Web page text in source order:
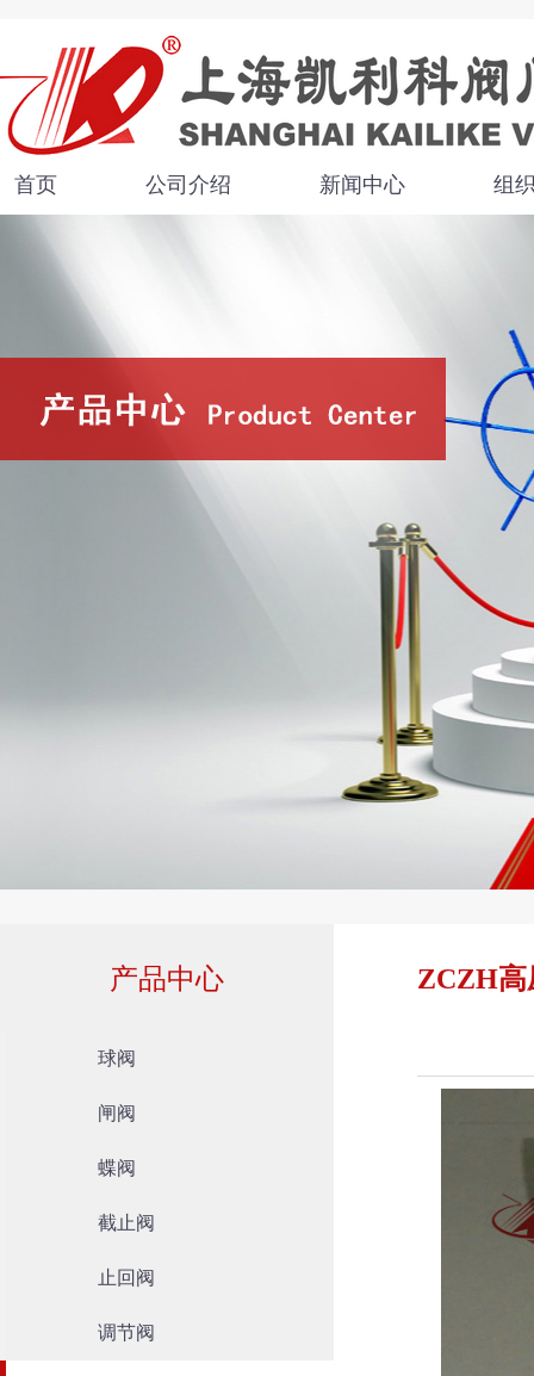
首页 公司介绍 新闻中心 组
产品中心
球阀
闸阀
蝶阀
截止阀
止回阀
调节阀
ZCZH高